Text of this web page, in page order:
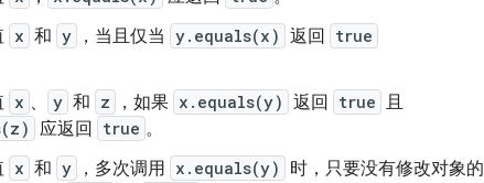
x 和 y ，当且仅当 y.equals(x) 返回 true
x 、 y 和 z ，如果 x.equals(y) 返回 true 且
应返回 true 。
x 和 y ，多次调用 x.equals(y) 时，只要没有修改对象的